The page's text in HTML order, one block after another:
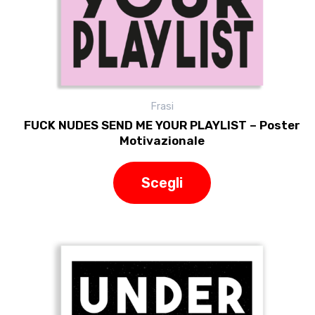
Frasi
FUCK NUDES SEND ME YOUR PLAYLIST – Poster
Motivazionale
Scegli
pagina
del
prodotto
Questo
prodotto
ha
più